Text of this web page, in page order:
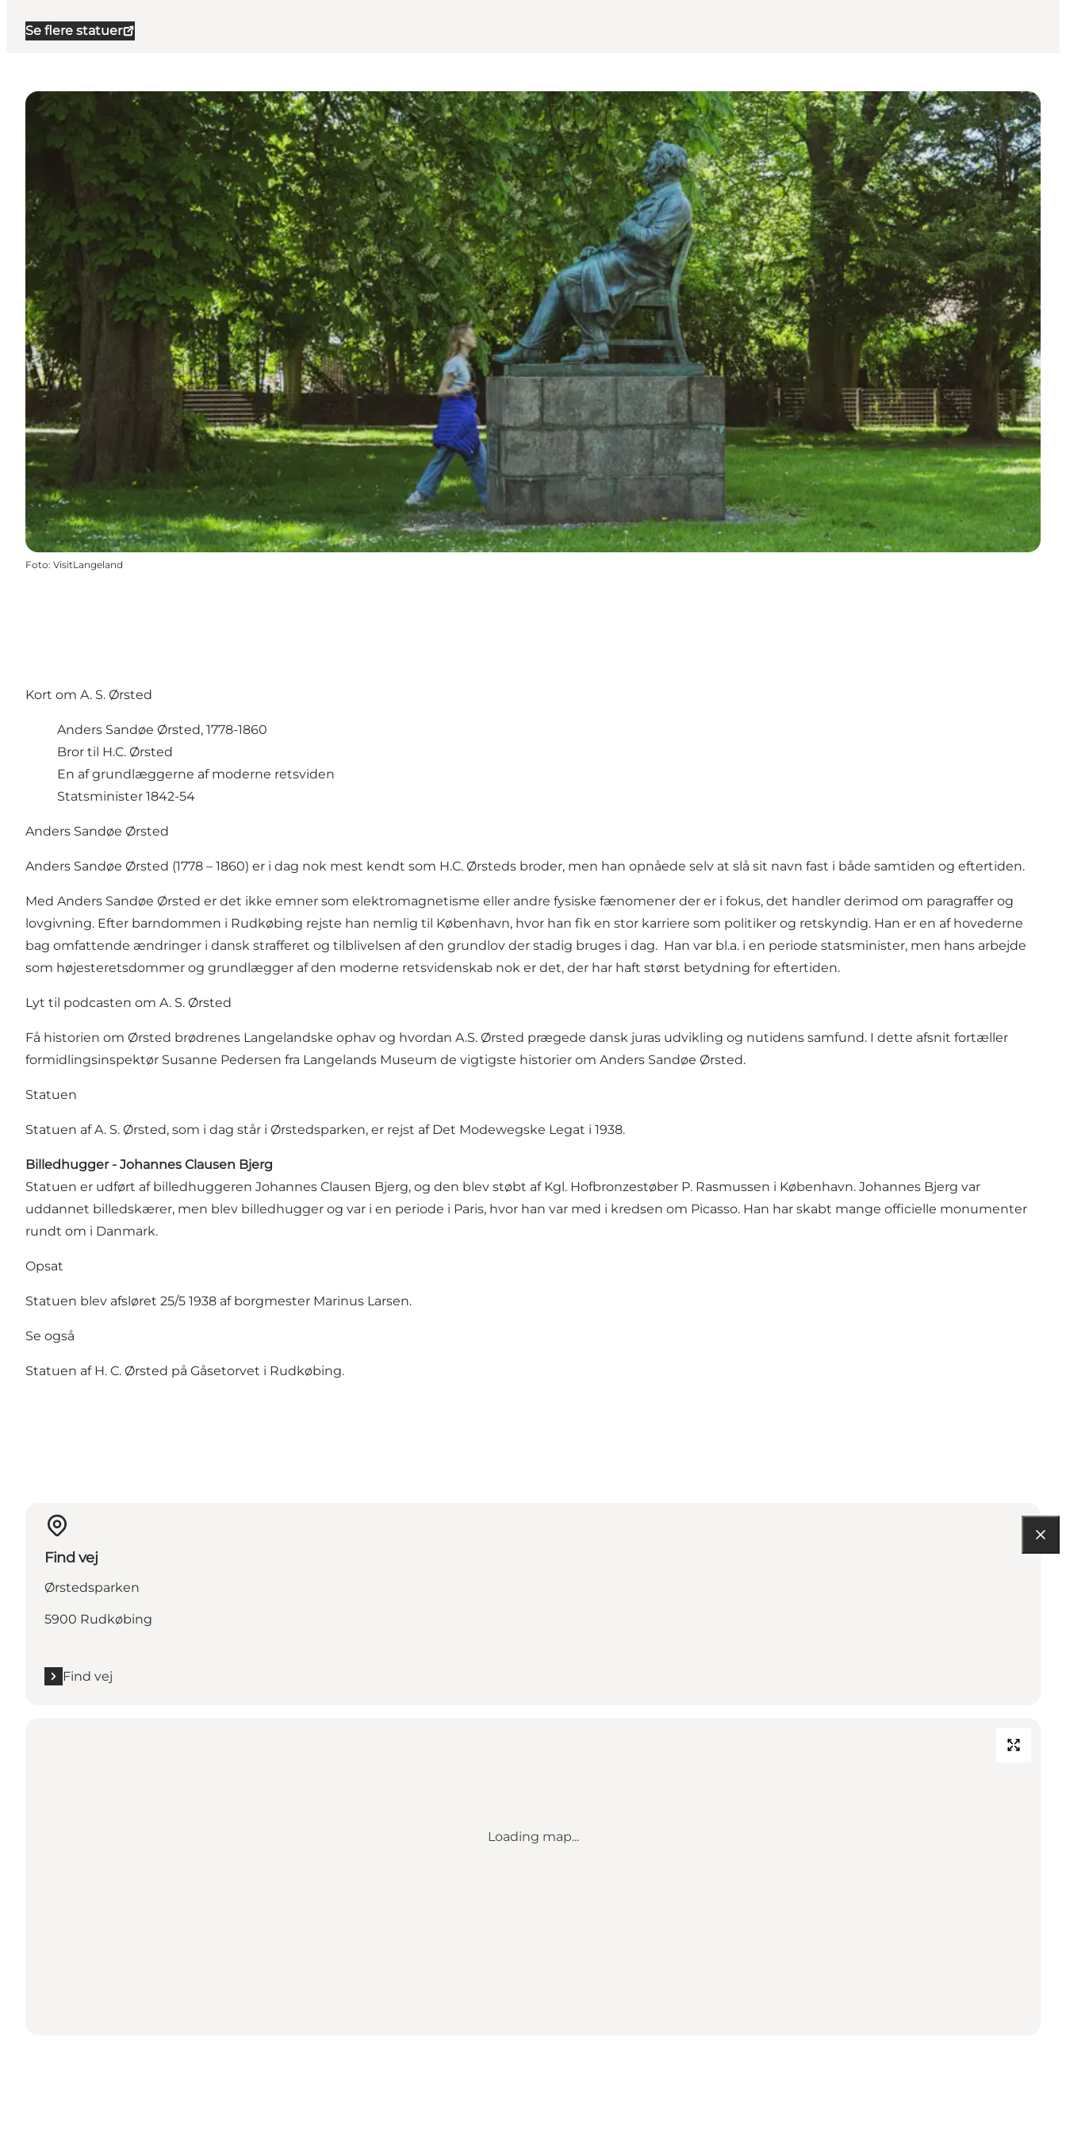
Se flere statuer
Foto: VisitLangeland
Kort om A. S. Ørsted
Anders Sandøe Ørsted, 1778-1860
Bror til H.C. Ørsted
En af grundlæggerne af moderne retsviden
Statsminister 1842-54
Anders Sandøe Ørsted
Anders Sandøe Ørsted (1778 – 1860) er i dag nok mest kendt som H.C. Ørsteds broder, men han opnåede selv at slå sit navn fast i både samtiden og eftertiden.
Med Anders Sandøe Ørsted er det ikke emner som elektromagnetisme eller andre fysiske fænomener der er i fokus, det handler derimod om paragraffer og
lovgivning. Efter barndommen i Rudkøbing rejste han nemlig til København, hvor han fik en stor karriere som politiker og retskyndig. Han er en af hovederne
bag omfattende ændringer i dansk strafferet og tilblivelsen af den grundlov der stadig bruges i dag. Han var bl.a. i en periode statsminister, men hans arbejde
som højesteretsdommer og grundlægger af den moderne retsvidenskab nok er det, der har haft størst betydning for eftertiden.
Lyt til podcasten om A. S. Ørsted
Få historien om Ørsted brødrenes Langelandske ophav og hvordan A.S. Ørsted prægede dansk juras udvikling og nutidens samfund. I dette afsnit fortæller
formidlingsinspektør Susanne Pedersen fra Langelands Museum de vigtigste historier om Anders Sandøe Ørsted.
Statuen
Statuen af A. S. Ørsted, som i dag står i Ørstedsparken, er rejst af Det Modewegske Legat i 1938.
Billedhugger - Johannes Clausen Bjerg
Statuen er udført af billedhuggeren Johannes Clausen Bjerg, og den blev støbt af Kgl. Hofbronzestøber P. Rasmussen i København. Johannes Bjerg var
uddannet billedskærer, men blev billedhugger og var i en periode i Paris, hvor han var med i kredsen om Picasso. Han har skabt mange officielle monumenter
rundt om i Danmark.
Opsat
Statuen blev afsløret 25/5 1938 af borgmester Marinus Larsen.
Se også
Statuen af H. C. Ørsted på Gåsetorvet i Rudkøbing.
Find vej
Ørstedsparken
5900 Rudkøbing
Find vej
Loading map...